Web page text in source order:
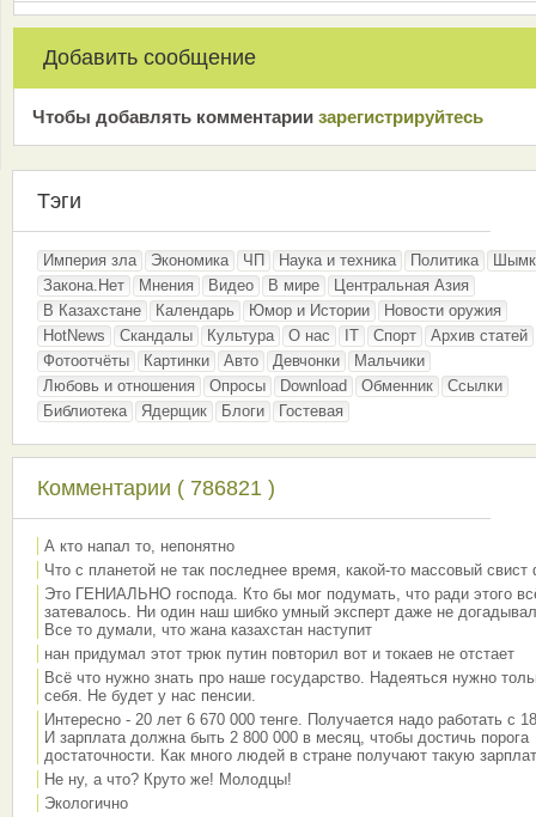
Добавить сообщение
Чтобы добавлять комментарии зарeгиcтрирyйтeсь
Тэги
Империя зла Экономика ЧП Наука и техника Политика
Закона.Нет
Мнения Видео В мире
Центральная Азия
В Казахстане
Календарь Юмор и Истории
Новости оружия
HotNews
Скандалы Культура О нас IT Спорт
Архив статей
Фотоотчёты
Картинки Авто Девчонки
Мальчики
Любовь и отношения
Опросы Download Обменник
Ссылки
Библиотека
Ядерщик Блоги Гостевая
Комментарии ( 786821 )
А кто напал то, непонятно
Что с планетой не так последнее время, какой-то массовый свист
Это ГЕНИАЛЬНО господа. Кто бы мог подумать, что ради этого
затевалось. Ни один наш шибко умный эксперт даже не
Все то думали, что жана казахстан наступит
нан придумал этот трюк путин повторил вот и токаев не отстает
Всё что нужно знать про наше государство. Надеяться нужно
себя. Не будет у нас пенсии.
Интересно - 20 лет 6 670 000 тенге. Получается надо работать с
И зарплата должна быть 2 800 000 в месяц, чтобы достичь порога
достаточности. Как много людей в стране получают такую
Не ну, а что? Круто же! Молодцы!
Экологично